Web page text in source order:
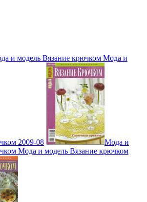
и модель Вязание крючком Мода и
2009-08
Мода и
Мода и модель Вязание крючком